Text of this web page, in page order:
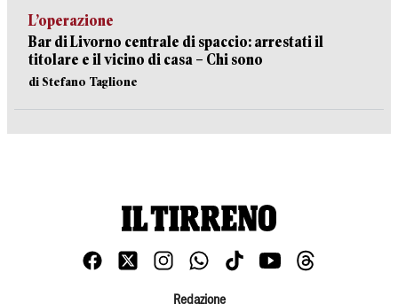
L’operazione
Bar di Livorno centrale di spaccio: arrestati il
titolare e il vicino di casa – Chi sono
di Stefano Taglione
Redazione